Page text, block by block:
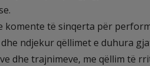
të sinqerta për
ndjekur qëllimet e duhura
dhe trajnimeve, me qëllim të